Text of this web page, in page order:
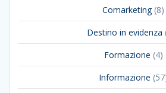
Comarketing(8)
Destino in evidenza
Formazione (4)
Informazione